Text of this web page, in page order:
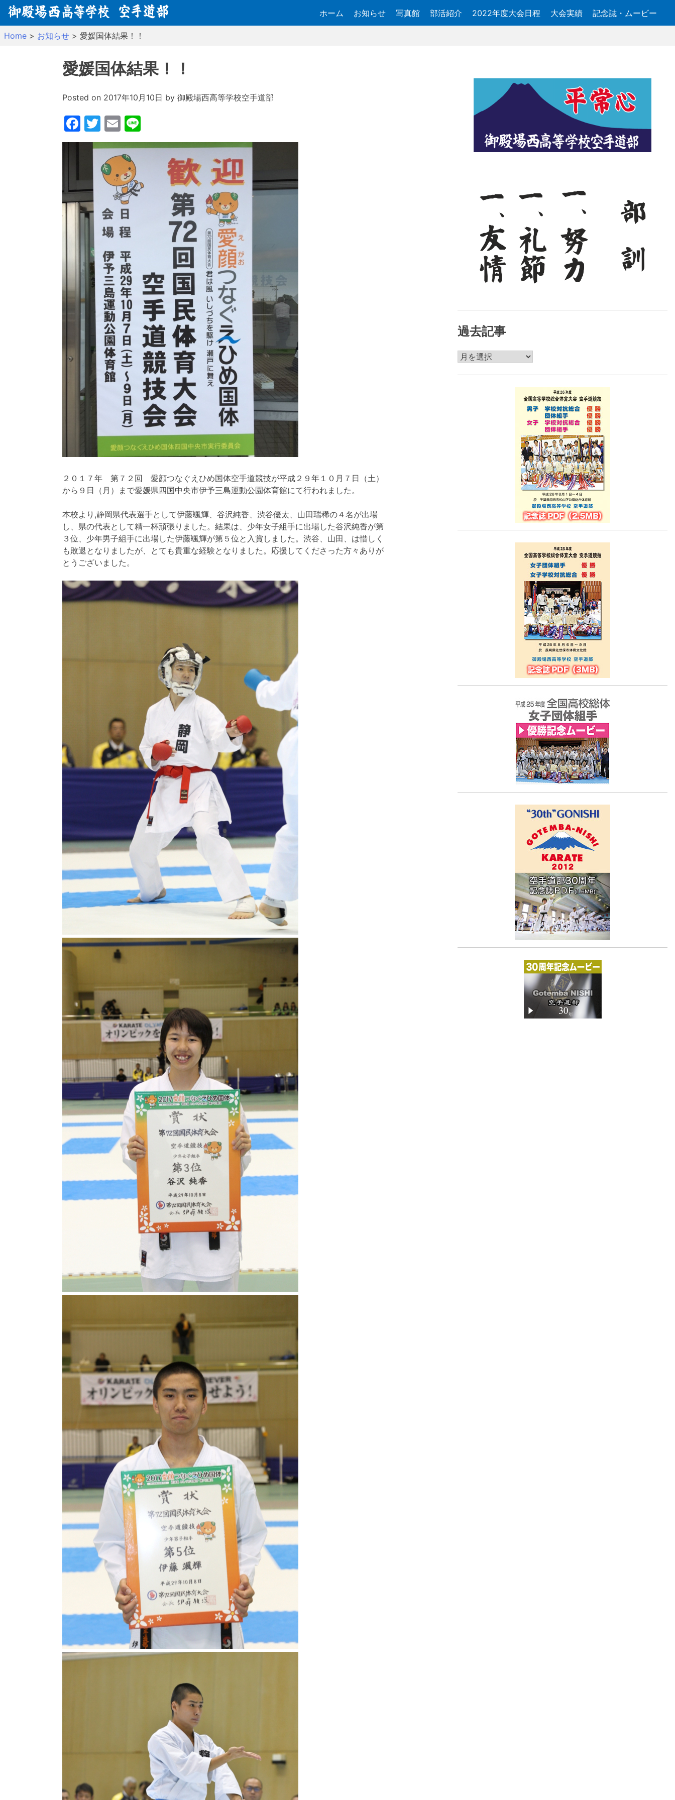
Skip
ホーム お知らせ 写真館 部活紹介 2022年度大会日程 大会実績 記念誌・ムービー
Home > お知らせ > 愛媛国体結果！！
愛媛国体結果！！
Posted on 2017年10月10日 by 御殿場西高等学校空手道部
Facebook
Twitter
Email
２０１７年 第７２回 愛顔つなぐえひめ国体空手道競技が平成２９年１０月７日（土）
から９日（月）まで愛媛県四国中央市伊予三島運動公園体育館にて行われました。
本校より,静岡県代表選手として伊藤颯輝、谷沢純香、渋谷優太、山田瑞稀の４名が出場
し、県の代表として精一杯頑張りました。結果は、少年女子組手に出場した谷沢純香が第
３位、少年男子組手に出場した伊藤颯輝が第５位と入賞しました。渋谷、山田、は惜しく
も敗退となりましたが、とても貴重な経験となりました。応援してくださった方々ありが
とうございました。
過去記事
過